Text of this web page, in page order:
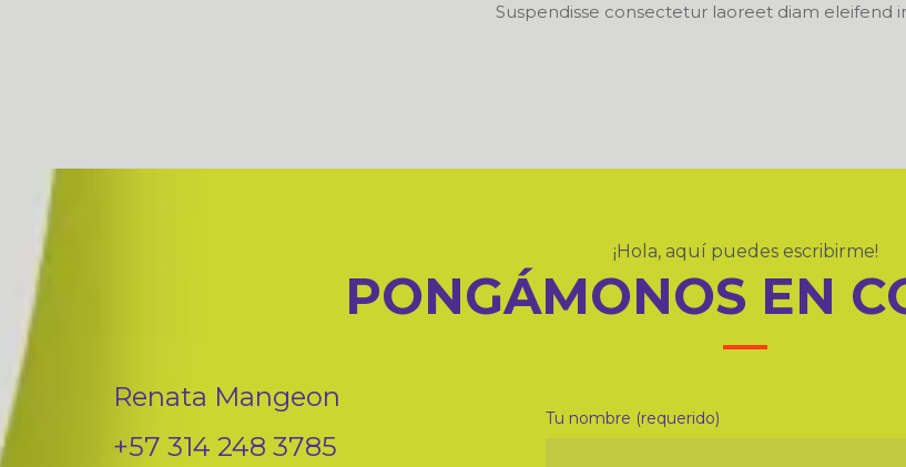
Suspendisse consectetur laoreet diam eleifend
¡Hola, aquí puedes escribirme!
PONGÁMONOS EN
Renata Mangeon
+57 314 248 3785
Tu nombre (requerido)